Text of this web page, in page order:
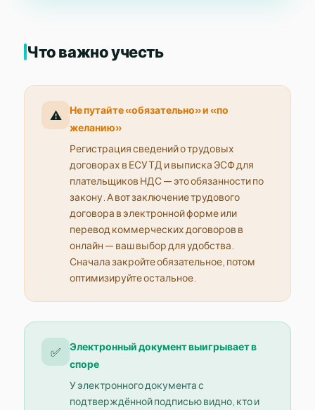
Что важно учесть
⚠️
Не путайте «обязательно» и «по
желанию»
Регистрация сведений о трудовых
договорах в ЕСУТД и выписка ЭСФ для
плательщиков НДС — это обязанности по
закону. А вот заключение трудового
договора в электронной форме или
перевод коммерческих договоров в
онлайн — ваш выбор для удобства.
Сначала закройте обязательное, потом
оптимизируйте остальное.
✅
Электронный документ выигрывает в
споре
У электронного документа с
подтверждённой подписью видно, кто и